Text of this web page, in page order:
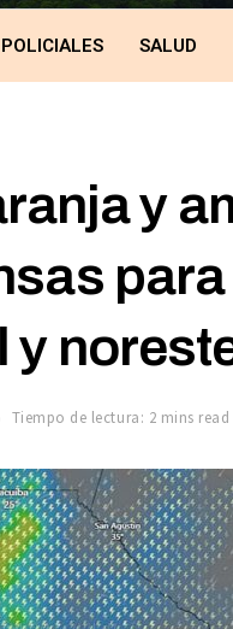
POLICIALES SALUD
y
y
Tiempo de lectura: 2 mins read